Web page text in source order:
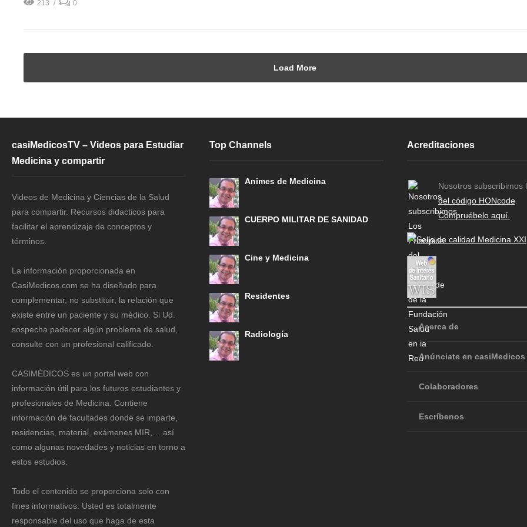
213
0
Load More
casiMedicosTV – Videos para Estudiar
Medicina y compartir
Videos de Medicina y Ciencias de la Salud
para compartir. Recursos didacticos para
facilitar el aprendizaje de conceptos y
términos.
La información proporcionada en
CasiMedicos.com se ha diseñado para
complementar, no substituir, la relación que
existe entre un paciente y su médico. Si Ud.
sospecha padecer algún problema de salud,
consulte con un profesional calificado.
CASIMÉDICOS es un portal web con
información útil para los futuros estudiantes y
profesionales de Medicina. Contiene
información de facultades donde se imparte,
residencias, material, exámenes MIR,… así
como algunas novedades y noticias en torno a
estos estudios.
Todo el contenido se proporciona solo con
fines informativos. Usted es totalmente
responsable del uso que haga de esta
Top Channels
Animes de Medicina
CUERPO MILITAR DE SANIDAD
Cine y Medicina
Residentes
Radiología
Acreditaciones
Nosotros subscribimos
del código HONcode.
Compruébelo aquí.
Acerca de
Anúnciate en casiMedicos
Colaboradores
Escríbenos